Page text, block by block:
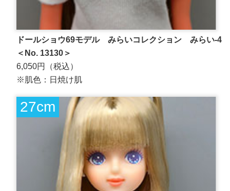
ドールショウ69モデル みらいコレクション みらい-4
＜No. 13130＞
6,050円（税込）
※肌色：日焼け肌
27cm